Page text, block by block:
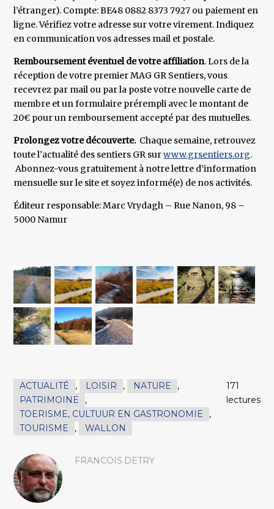
l’étranger). Compte: BE48 0882 8373 7927 ou paiement en
ligne. Vérifiez votre adresse sur votre virement. Indiquez
en communication vos adresses mail et postale.
Remboursement éventuel de votre affiliation. Lors de la
réception de votre premier MAG GR Sentiers, vous
recevrez par mail ou par la poste votre nouvelle carte de
membre et un formulaire prérempli avec le montant de
20€ pour un remboursement accepté par des mutuelles.
Prolongez votre découverte.Chaque semaine, retrouvez
toute l’actualité des sentiers GR surwww.grsentiers.org.
Abonnez-vous gratuitement à notre lettre d’information
mensuelle sur le site et soyez informé(e) de nos activités.
Éditeur responsable: Marc Vrydagh – Rue Nanon, 98 –
5000 Namur
ACTUALITÉ , LOISIR , NATURE
,
PATRIMOINE
,
TOERISME, CULTUUR EN GASTRONOMIE
,
TOURISME
, WALLON
171
lectures
FRANCOIS.DETRY